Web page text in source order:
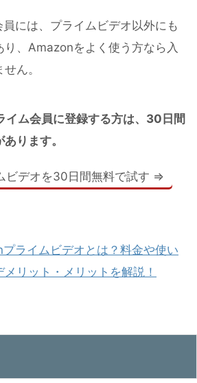
には、プライムビデオ以外にも
り、Amazonをよく使う方なら入
ん。
ム会員に登録する方は、30日間
ります。
ビデオを30日間無料で試す ⇒
ライムビデオとは？料金や使い
リット・メリットを解説！